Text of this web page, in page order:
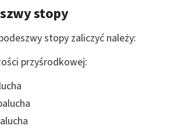
stopy
stopy zaliczyć należy:
przyśrodkowej:
usług
danych do
na podstawie
informacji